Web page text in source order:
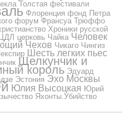
Толстая фестивали
Флоренция фонд Петра
форум Франсуа Трюффо
Хроники русской
ЦДЛ церковь Чайка Человек
Чехов Чикаго Чингиз
Шесть легких пьес
Щелкунчик и
король Эдуард
Эстония Эхо Москвы
Юлия Высоцкая Юрий
Яхонты.Убийство